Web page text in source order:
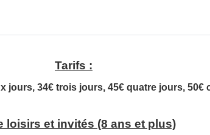
Tarifs :
jours, 34€ trois jours, 45€ quatre jours, 50€
loisirs et invités (8 ans et plus)